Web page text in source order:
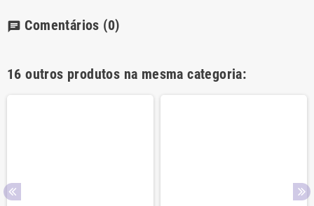
chat Comentários (0)
16 outros produtos na mesma categoria: